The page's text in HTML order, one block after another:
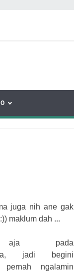
juga nih ane gak
maklum dah ...
aja pada
jadi begini
pernah ngalamin